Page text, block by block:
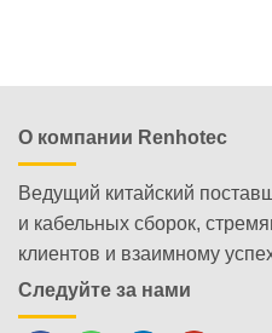
О компании Renhotec
Ведущий китайский
и кабельных сборок,
клиентов и взаимному
Следуйте за нами